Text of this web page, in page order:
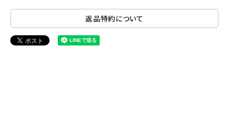
返品特約について